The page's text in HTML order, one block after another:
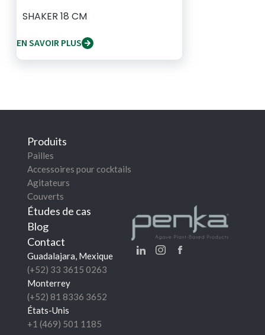
SHAKER 18 CM
EN SAVOIR PLUS
Produits
Pailles
Accessoires pour cocktails
Agitateurs
Couverts
Études de cas
Blog
Contact
Guadalajara, Mexique
(+52) 33 3615 0263
Monterrey
(+52) 81 8336 3652
États-Unis
+1 (469) 501 1185